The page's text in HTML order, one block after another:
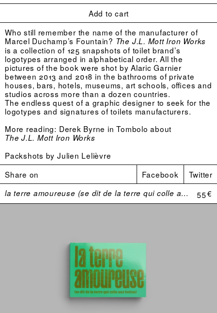
Add to cart
Who still remember the name of the manufacturer of
Marcel Duchamp’s Fountain? The J.L. Mott Iron Works
is a collection of 125 snapshots of toilet brand’s
logotypes arranged in alphabetical order. All the
pictures of the book were shot by Alaric Garnier
between 2013 and 2018 in the bathrooms of private
houses, bars, hotels, museums, art schools, offices and
studios across more than a dozen countries.
The endless quest of a graphic designer to seek for the
logotypes and signatures of toilets manufacturers.
More reading: Derek Byrne in Tombolo about
The J.L. Mott Iron Works
Packshots by Julien Lelièvre
Share on
Facebook Twitter
la terre amoureuse (se dit de la terre qui colle aux bottes) 55 €